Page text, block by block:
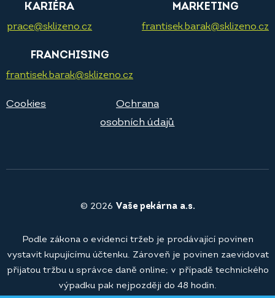
KARIÉRA
prace@sklizeno.cz
MARKETING
frantisek.barak@sklizeno.cz
FRANCHISING
frantisek.barak@sklizeno.cz
Cookies
Ochrana
osobních údajů
© 2026 Vaše pekárna a.s.
Podle zákona o evidenci tržeb je prodávající povinen
vystavit kupujícímu účtenku. Zároveň je povinen zaevidovat
přijatou tržbu u správce daně online; v případě technického
výpadku pak nejpozději do 48 hodin.